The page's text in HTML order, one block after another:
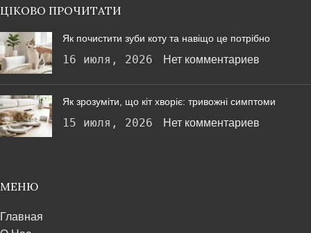
ЦІКОВО ПРОЧИТАТИ
Як почистити зуби коту та навіщо це потрібно
16 июля, 2026 Нет комментариев
Як зрозуміти, що кіт хворіє: тривожні симптоми
15 июля, 2026 Нет комментариев
МЕНЮ
Главная